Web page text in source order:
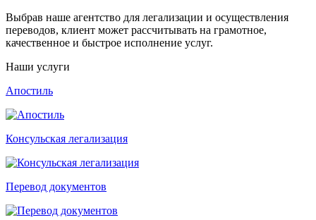
Выбрав наше агентство для легализации и осуществления
переводов, клиент может рассчитывать на грамотное,
качественное и быстрое исполнение услуг.
Наши услуги
Апостиль
Консульская легализация
Перевод документов